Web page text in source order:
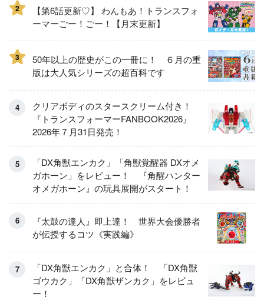
2
【第6話更新♡】 わんもあ！トランスフォ
ーマーごー！ごー！【月末更新】
3
50年以上の歴史がこの一冊に！ ６月の重
版は大人気シリーズの超百科です
クリアボディのスタースクリーム付き！
『トランスフォーマーFANBOOK2026』
2026年７月31日発売！
「DX角獣エンカク」「角獣覚醒器 DXオメ
ガホーン」をレビュー！ 『角醒ハンター
オメガホーン』の玩具展開がスタート！
『太鼓の達人』即上達！ 世界大会優勝者
が伝授するコツ《実践編》
「DX角獣エンカク」と合体！ 「DX角獣
ゴウカク」「DX角獣ザンカク」をレビュ
ー！